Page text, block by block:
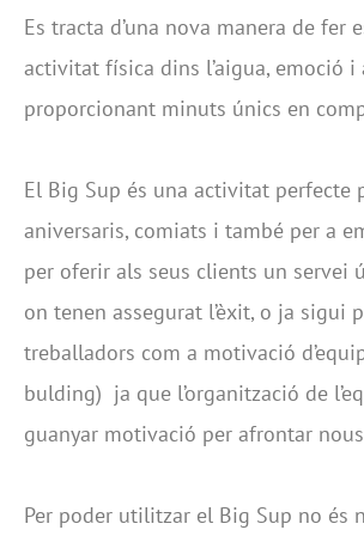
Es tracta d’una nova manera de fer
activitat física dins l’aigua, emoció i
proporcionant minuts únics en
El Big Sup és una activitat perfecte
aniversaris, comiats i també per a
per oferir als seus clients un servei
on tenen assegurat l’èxit, o ja sigui
treballadors com a motivació
bulding) ja que l’organització de
guanyar motivació per afrontar
Per poder utilitzar el Big Sup no és